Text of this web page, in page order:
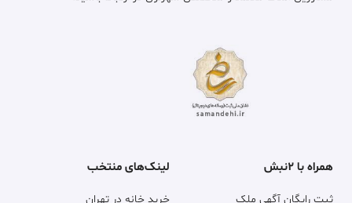
همراه با ۲نبش
ثبت رایگان آگهی ملک
لینک‌های منتخب
خرید خانه در تهران